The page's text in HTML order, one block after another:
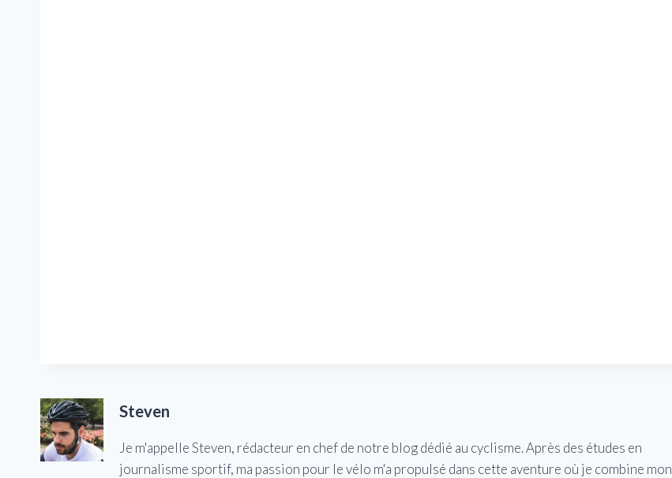
Steven
Je m'appelle Steven, rédacteur en chef de notre blog dédié au cyclisme. Après des études en
journalisme sportif, ma passion pour le vélo m'a propulsé dans cette aventure où je combine mon